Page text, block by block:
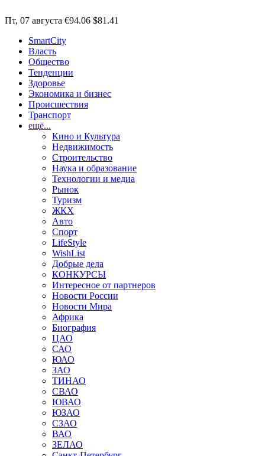
Пт, 07 августа €94.06 $81.41
SmartCity
Власть
Общество
Тенденции
Здоровье
Экономика и бизнес
Происшествия
Транспорт
ещё...
Кино и Культура
Недвижимость
Строительство
Наука и образование
Технологии и медиа
Рынок
Туризм
ЖКХ
Авто
Спорт
LifeStyle
WishList
Добрые дела
КОНКУРСЫ
Интересное от партнеров
Новости России
Новости Мира
Африка
Биография
ЦАО
САО
ЮАО
ЗАО
ТИНАО
СВАО
ЮВАО
ЮЗАО
СЗАО
ВАО
ЗЕЛАО